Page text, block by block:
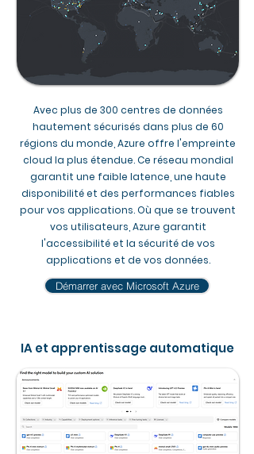
Avec plus de 300 centres de données
hautement sécurisés dans plus de 60
régions du monde, Azure offre l'empreinte
cloud la plus étendue. Ce réseau mondial
garantit une faible latence, une haute
disponibilité et des performances fiables
pour vos applications. Où que se trouvent
vos utilisateurs, Azure garantit
l'accessibilité et la sécurité de vos
applications et de vos données.​
Démarrer avec Microsoft Azure
IA et apprentissage automatique